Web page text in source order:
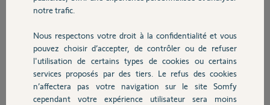
Domotique
Chauffage
Autres produits
supplémentaire ?
sirène automatiquement ?
Du coup c'est inutile, si une détection se fait la nuit la camera ne sert
a rien si je ne peux manuellement activer la sirène.
notre trafic.
Nous respectons votre droit à la confidentialité et vous
pouvez choisir d’accepter, de contrôler ou de refuser
l'utilisation de certains types de cookies ou certains
services proposés par des tiers. Le refus des cookies
n’affectera pas votre navigation sur le site Somfy
cependant votre expérience utilisateur sera moins